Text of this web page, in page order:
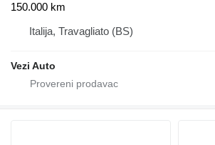
150.000 km
Italija, Travagliato (BS)
Vezi Auto